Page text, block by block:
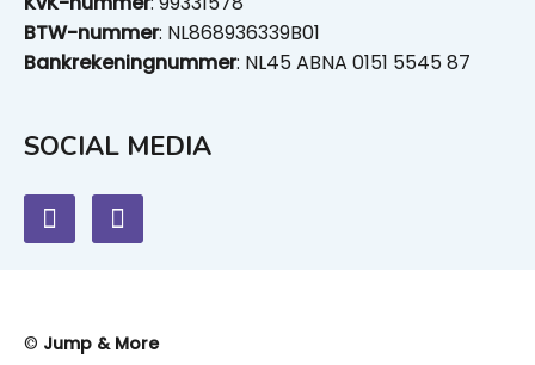
BTW-nummer: NL868936339B01
Bankrekeningnummer: NL45 ABNA 0151 5545 87
SOCIAL MEDIA
© Jump & More